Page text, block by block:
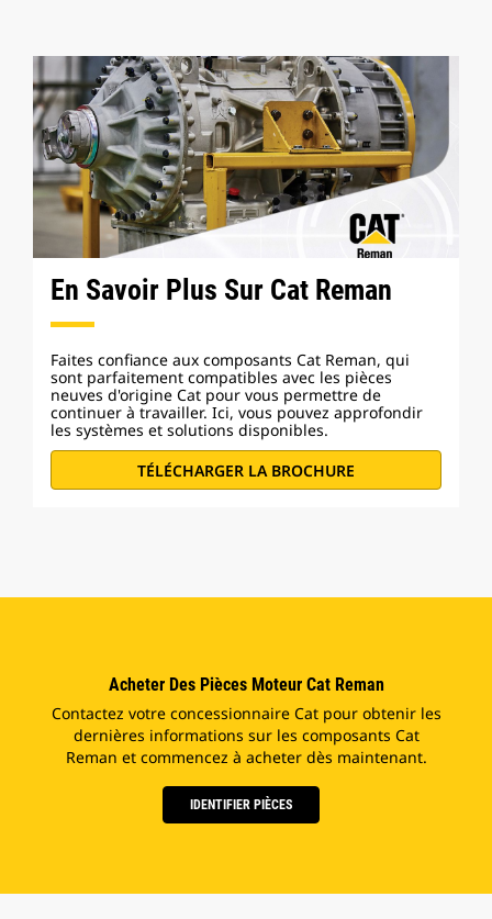
En Savoir Plus Sur Cat Reman
Faites confiance aux composants Cat Reman, qui
sont parfaitement compatibles avec les pièces
neuves d'origine Cat pour vous permettre de
continuer à travailler. Ici, vous pouvez approfondir
les systèmes et solutions disponibles.
TÉLÉCHARGER LA BROCHURE
Acheter Des Pièces Moteur Cat Reman
Contactez votre concessionnaire Cat pour obtenir les
dernières informations sur les composants Cat
Reman et commencez à acheter dès maintenant.
IDENTIFIER PIÈCES